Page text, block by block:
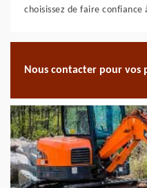
choisissez de faire confiance
Nous contacter pour vos